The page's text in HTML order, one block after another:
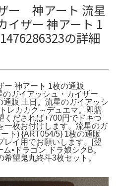
ー 神アート 流星
イザー 神アート 1
の詳細
ー 神アート 1枚の通販
ガイアッシュ・カイザー
販 土日。流星のガイアッシ
レカカク～デュエマ。即購
くだされば+700円でドキつ
一枚お付けします。流星のガ
ト) {ART054/5} 1枚の通販
レイ用でお願いします。[翌
•ドラゴン ドラ娘シクB。
望鬼丸終斗3枚セット。